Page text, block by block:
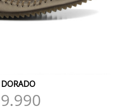
COMBINADO
NILO